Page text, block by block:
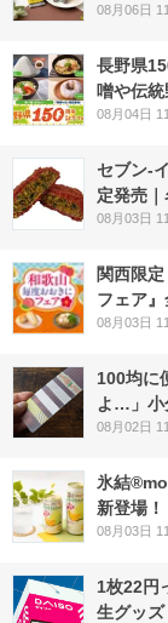
08月06日
長野県
噌や伝
08月04日
セブン-
定発売
08月03日
関西限
フェア
08月03日
100均に
よ…」小
08月02日
氷結
新登場！
08月03日
1枚22円
生グッズ